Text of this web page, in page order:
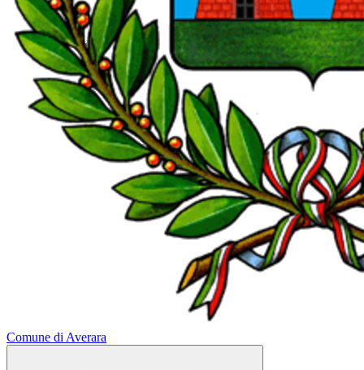
Comune di Averara